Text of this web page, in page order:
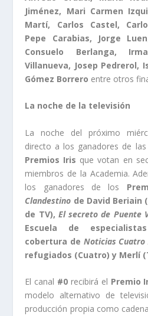
Jiménez, Mari Carmen
Martí, Carlos Castel,
Pepe Carabias, Jorge
Consuelo Berlanga,
Villanueva, Josep Pedrerol,
Gómez Borrero entre otros
La noche de la televisión
La noche del próximo
directo a los ganadores de las
Premios Iris que votan en
miembros de la Academia.
los ganadores de los
Clandestino de David Beriain
de TV), El secreto de Puente
Escuela de
cobertura de Noticias Cuatro
refugiados (Cuatro) y Merlí
El canal #0 recibirá el Premio
modelo alternativo de
producción propia como